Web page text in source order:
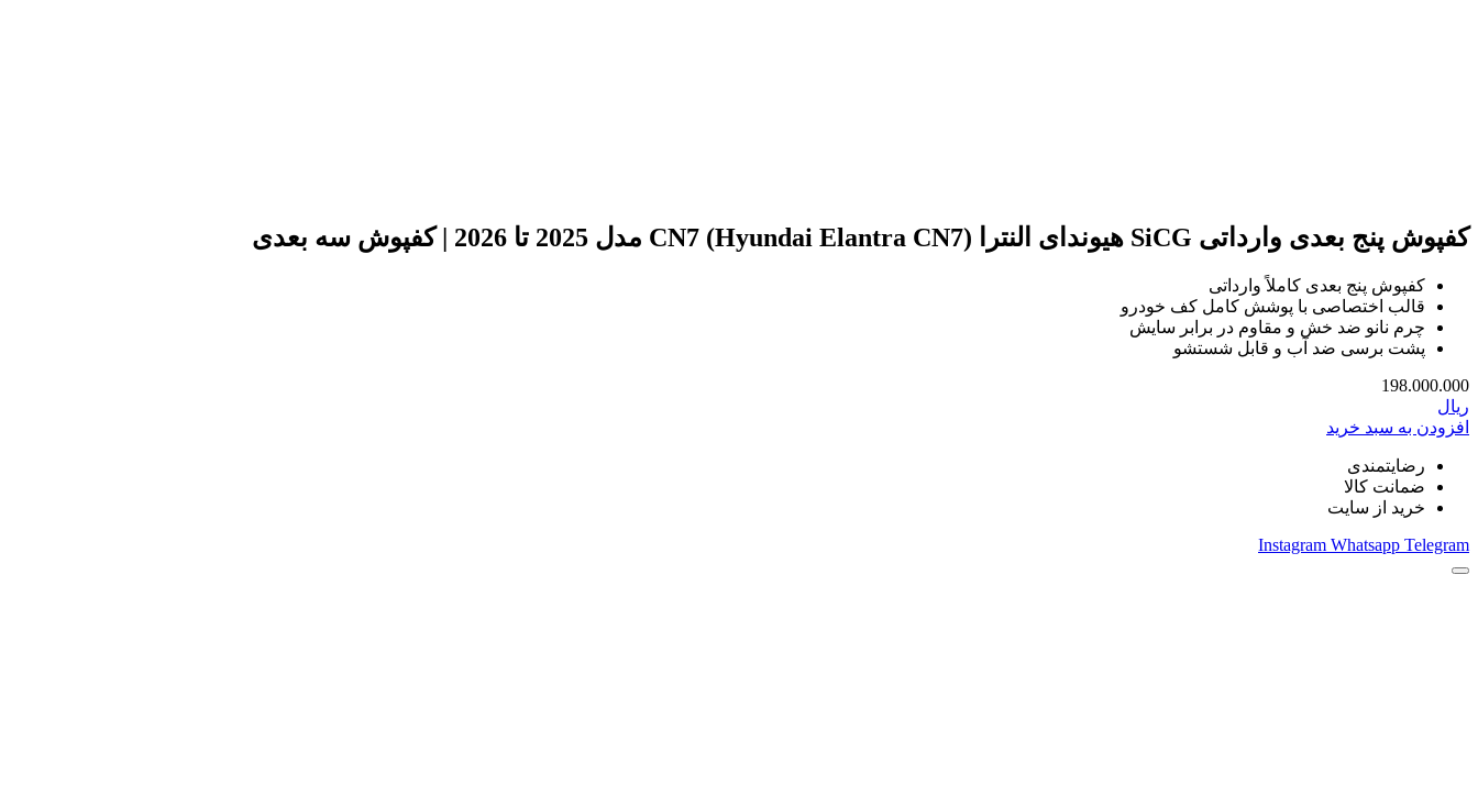
کفپوش پنج بعدی وارداتی SiCG هیوندای النترا CN7 (Hyundai Elantra CN7) مدل 2025 تا 2026 | کفپوش سه بعدی
کفپوش پنج بعدی کاملاً وارداتی
قالب اختصاصی با پوشش کامل کف خودرو
چرم نانو ضد خش و مقاوم در برابر سایش
پشت برسی ضد آب و قابل شستشو
198.000.000
ریال
افزودن به سبد خرید
رضایتمندی
ضمانت کالا
خرید از سایت
Instagram Whatsapp Telegram